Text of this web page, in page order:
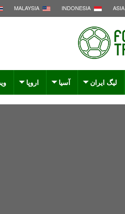
ASIA
INDONESIA
MALAYSIA
لیگ ایران آسیا اروپا